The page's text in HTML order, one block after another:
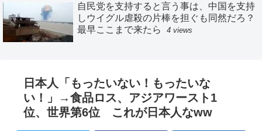
自民党を支持すると言う事は、中国を支持
しウイグル虐殺の片棒を担ぐも同然だろ？
最早ここまで来たら
4 views
日本人「もったいない！もったいな
い！」→食品ロス、アジアワースト1
位、世界第6位 これが日本人なww